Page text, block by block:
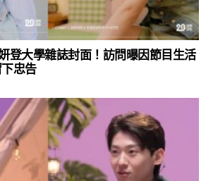
登大學雜誌封面！訪問曝因節目生活
忠告